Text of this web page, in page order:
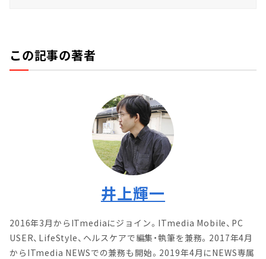
この記事の著者
井上輝一
2016年3月からITmediaにジョイン。ITmedia Mobile、PC
USER、LifeStyle、ヘルスケアで編集・執筆を兼務。2017年4月
からITmedia NEWSでの兼務も開始。2019年4月にNEWS専属